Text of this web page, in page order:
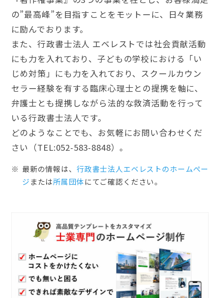
の”最高峰”を目指すことをモットーに、日々業務
に励んでおります。
また、行政書士法人 エベレストでは社会貢献活動
にも力を入れており、子どもの学校における「い
じめ対策」にも力を入れており、スクールカウン
セラー経験を有する臨床心理士との提携を軸に、
弁護士とも提携しながら法的な救済活動を行って
いる行政書士法人です。
どのようなことでも、お気軽にお問い合わせくだ
さい（TEL:052-583-8848）。
最新の情報は、 行政書士法人エベレストのホームぺー
ジ または所属団体にてご確認ください。